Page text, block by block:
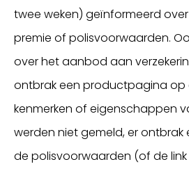
twee weken) geïnformeerd
premie of polisvoorwaarden.
over het aanbod aan
ontbrak een productpagina op
kenmerken of eigenschappen
werden niet gemeld, er ontbrak
de polisvoorwaarden (of de